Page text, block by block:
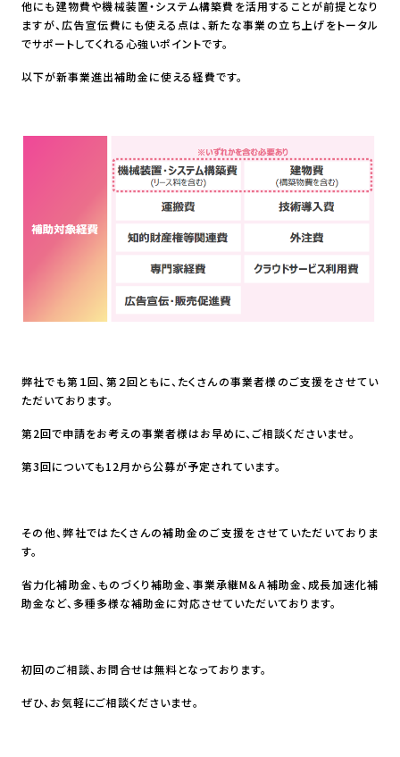
他にも建物費や機械装置・システム構築費を活用することが前提となり
ますが、広告宣伝費にも使える点は、新たな事業の立ち上げをトータル
でサポートしてくれる心強いポイントです。
以下が新事業進出補助金に使える経費です。
弊社でも第１回、第２回ともに、たくさんの事業者様のご支援をさせてい
ただいております。
第2回で申請をお考えの事業者様はお早めに、ご相談くださいませ。
第3回についても12月から公募が予定されています。
その他、弊社ではたくさんの補助金のご支援をさせていただいておりま
す。
省力化補助金、ものづくり補助金、事業承継M＆A補助金、成長加速化補
助金など、多種多様な補助金に対応させていただいております。
初回のご相談、お問合せは無料となっております。
ぜひ、お気軽にご相談くださいませ。